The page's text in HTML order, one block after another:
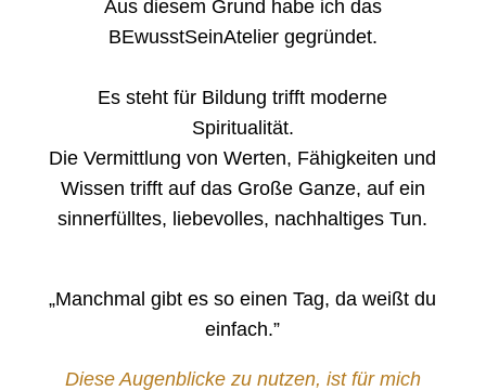
Aus diesem Grund habe ich das
BEwusstSeinAtelier gegründet.
Es steht für Bildung trifft moderne
Spiritualität.
Die Vermittlung von Werten, Fähigkeiten und
Wissen trifft auf das Große Ganze, auf ein
sinnerfülltes, liebevolles, nachhaltiges Tun.
„Manchmal gibt es so einen Tag, da weißt du
einfach.”
Diese Augenblicke zu nutzen, ist für mich